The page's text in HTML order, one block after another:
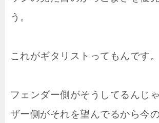
う。
これがギタリストってもんです。
フェンダー側がそうしてるんじ
ザー側がそれを望んでるから今